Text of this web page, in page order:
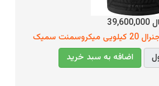
سمیک
اضافه به سبد خرید